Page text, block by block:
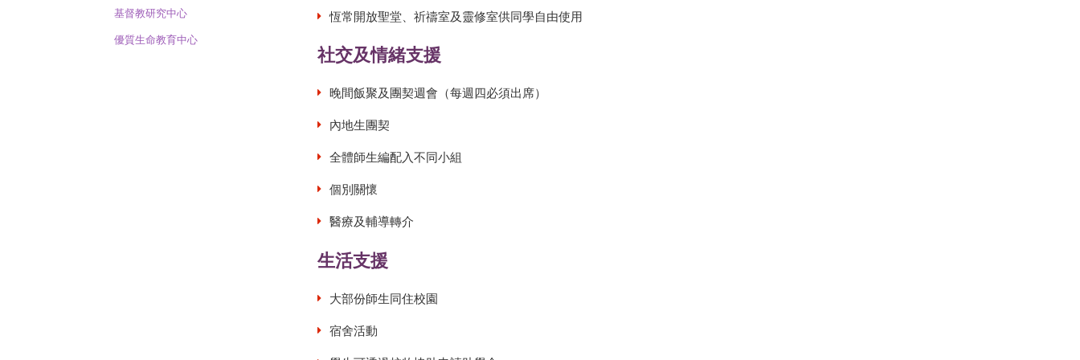
恆常開放聖堂、祈禱室及靈修室供同學自由使用
社交及情緒支援
晚間飯聚及團契週會（每週四必須出席）
內地生團契
全體師生編配入不同小組
個別關懷
醫療及輔導轉介
生活支援
大部份師生同住校園
宿舍活動
基督教研究中心
優質生命教育中心